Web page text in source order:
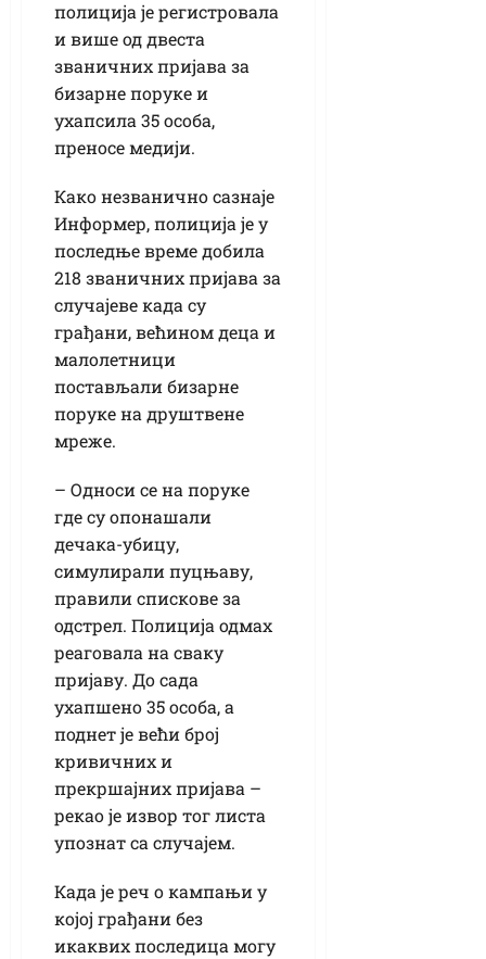
полиција је регистровала
и више од двеста
званичних пријава за
бизарне поруке и
ухапсила 35 особа,
преносе медији.
Како незванично сазнаје
Информер, полиција је у
последње време добила
218 званичних пријава за
случајеве када су
грађани, већином деца и
малолетници
постављали бизарне
поруке на друштвене
мреже.
– Односи се на поруке
где су опонашали
дечака-убицу,
симулирали пуцњаву,
правили спискове за
одстрел. Полиција одмах
реаговала на сваку
пријаву. До сада
ухапшено 35 особа, а
поднет је већи број
кривичних и
прекршајних пријава –
рекао је извор тог листа
упознат са случајем.
Када је реч о кампањи у
којој грађани без
икаквих последица могу